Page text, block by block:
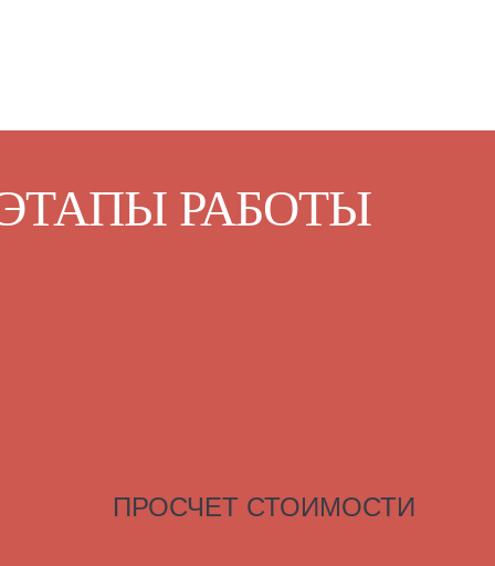
РАБОТЫ
ПРОСЧЕТ СТОИМОСТИ